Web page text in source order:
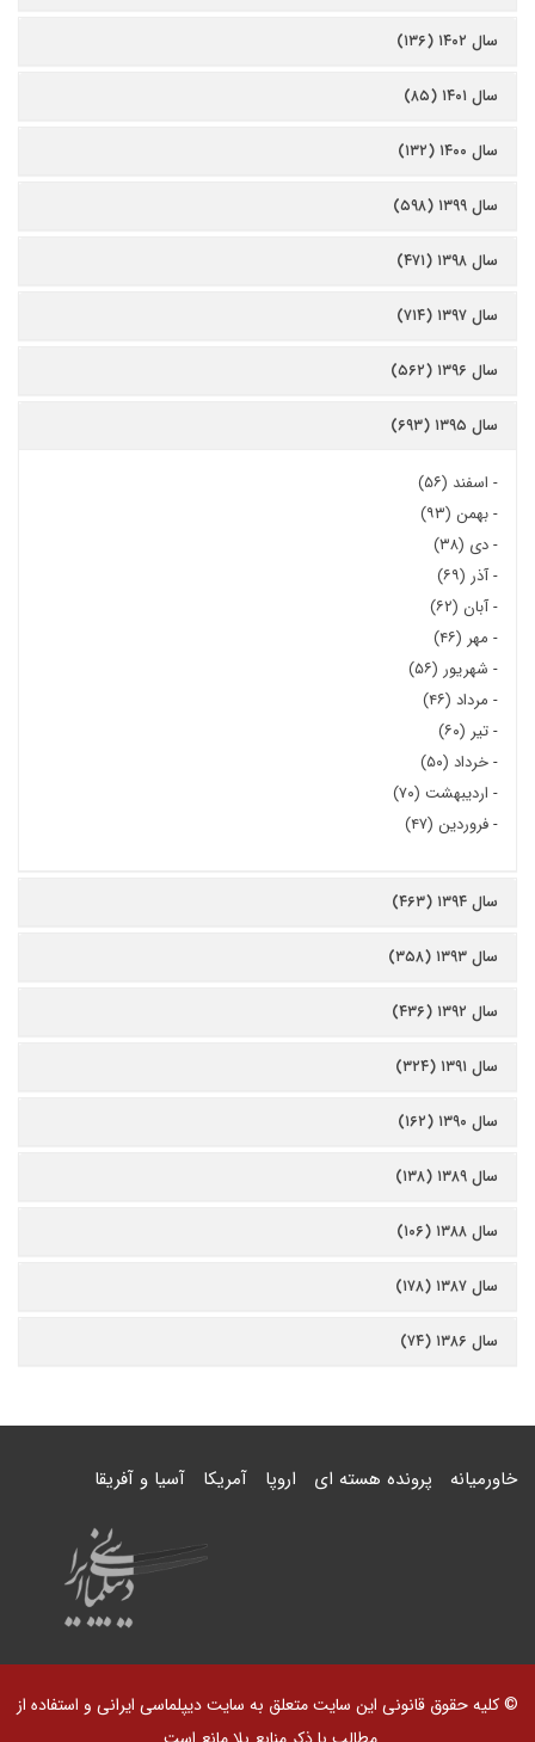
سال ۱۴۰۲ (۱۳۶)
سال ۱۴۰۱ (۸۵)
سال ۱۴۰۰ (۱۳۲)
سال ۱۳۹۹ (۵۹۸)
سال ۱۳۹۸ (۴۷۱)
سال ۱۳۹۷ (۷۱۴)
سال ۱۳۹۶ (۵۶۲)
سال ۱۳۹۵ (۶۹۳)
- اسفند (۵۶)
-بهمن (۹۳)
-دی (۳۸)
-آذر (۶۹)
-آبان (۶۲)
- مهر (۴۶)
- شهریور (۵۶)
- مرداد (۴۶)
-تیر (۶۰)
-خرداد (۵۰)
- اردیبهشت (۷۰)
-فروردین (۴۷)
سال ۱۳۹۴ (۴۶۳)
سال ۱۳۹۳ (۳۵۸)
سال ۱۳۹۲ (۴۳۶)
سال ۱۳۹۱ (۳۲۴)
سال ۱۳۹۰ (۱۶۲)
سال ۱۳۸۹ (۱۳۸)
سال ۱۳۸۸ (۱۰۶)
سال ۱۳۸۷ (۱۷۸)
سال ۱۳۸۶ (۷۴)
خاورمیانه پرونده هسته ای اروپا آمریکا آسیا و آفریقا
© کلیه حقوق قانونی این سایت متعلق به سایت دیپلماسی ایرانی و استفاده از